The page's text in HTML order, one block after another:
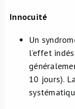
Innocuité
Un
l’effet
10 jours).